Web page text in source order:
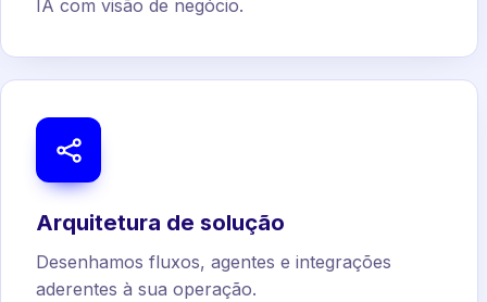
IA com visão de negócio.
Arquitetura de solução
Desenhamos fluxos, agentes e integrações
aderentes à sua operação.